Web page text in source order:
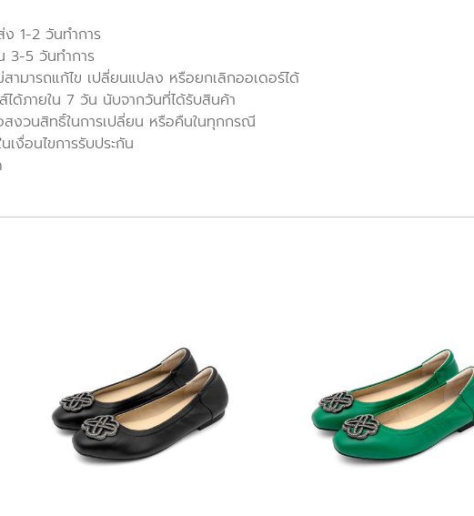
1-2 วันทำการ
3-5 วันทำการ
สามารถแก้ไข เปลี่ยนแปลง หรือยกเลิกออเดอร์ได้
ได้ภายใน 7 วัน นับจากวันที่ได้รับสินค้า
งวนสิทธิ์ในการเปลี่ยน หรือคืนในทุกกรณี
เงื่อนไขการรับประกัน